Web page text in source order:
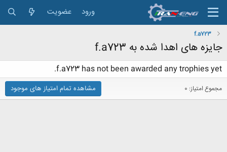
ورود عضویت
f.a723
جایزه های اهدا شده به f.a723
f.a723 has not been awarded any trophies yet.
مجموع امتیاز: 0 مشاهده تمام امتیاز های موجود